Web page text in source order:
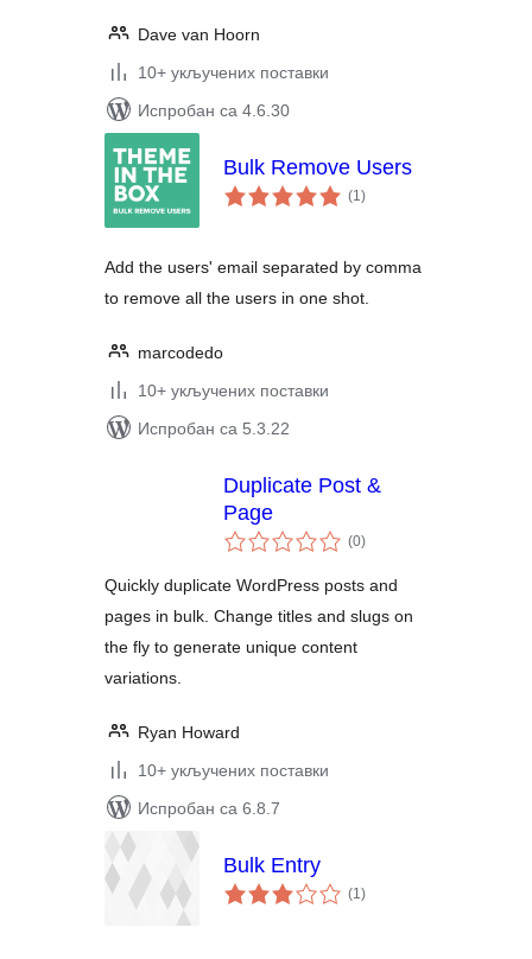
Dave van Hoorn
10+ укључених поставки
Испробан са 4.6.30
Bulk Remove Users
(1укупних
оцена
)
Add the users' email separated by comma
to remove all the users in one shot.
marcodedo
10+ укључених поставки
Испробан са 5.3.22
Duplicate Post &
Page
(0укупних
оцена
)
Quickly duplicate WordPress posts and
pages in bulk. Change titles and slugs on
the fly to generate unique content
variations.
Ryan Howard
10+ укључених поставки
Испробан са 6.8.7
Bulk Entry
(1укупних
оцена
)